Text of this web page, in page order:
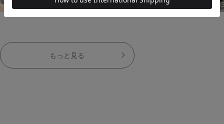
163cm
もっと見る